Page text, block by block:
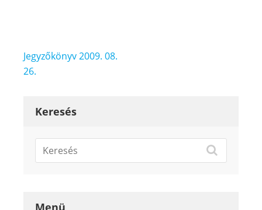
Bejegyzés
navigáció
Jegyzőkönyv 2009. 08.
26.
Keresés
Menü